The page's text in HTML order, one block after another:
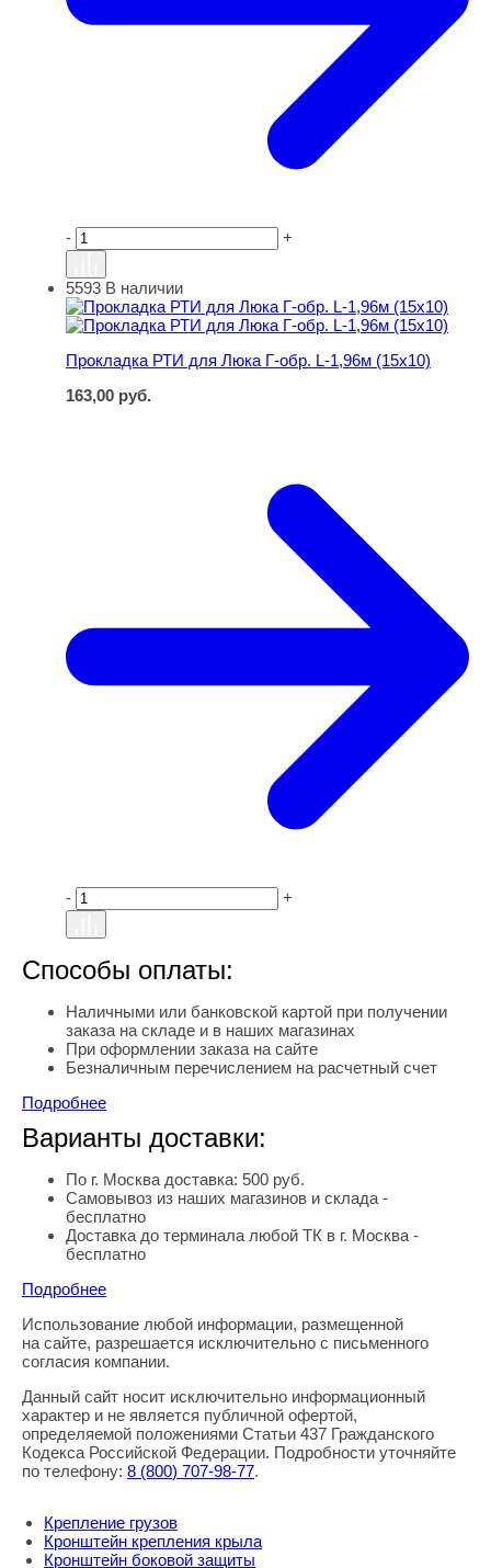
- +
Прокладка РТИ для Люка Г-обр. L-1,96м (15х10)
5593 В наличии
Прокладка РТИ для Люка Г-обр. L-1,96м (15х10)
163,00 руб.
- +
Способы оплаты:
Наличными или банковской картой при получении
заказа на складе и в наших магазинах
При оформлении заказа на сайте
Безналичным перечислением на расчетный счет
Подробнее
Варианты доставки:
По г. Москва доставка: 500 руб.
Самовывоз из наших магазинов и склада -
бесплатно
Доставка до терминала любой ТК в г. Москва -
бесплатно
Подробнее
Правовая информация
Использование любой информации, размещенной
на сайте, разрешается исключительно с письменного
согласия компании.
Данный сайт носит исключительно информационный
характер и не является публичной офертой,
определяемой положениями Статьи 437 Гражданского
Кодекса Российской Федерации. Подробности уточняйте
по телефону: 8 (800) 707-98-77.
Крепление грузов
Кронштейн крепления крыла
Кронштейн боковой защиты